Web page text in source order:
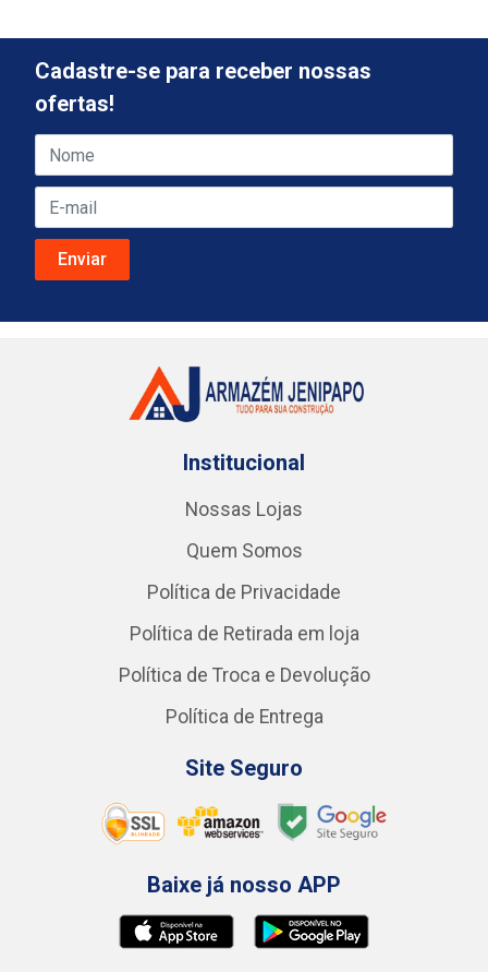
Cadastre-se para receber nossas
ofertas!
Institucional
Nossas Lojas
Quem Somos
Política de Privacidade
Política de Retirada em loja
Política de Troca e Devolução
Política de Entrega
Site Seguro
Baixe já nosso APP